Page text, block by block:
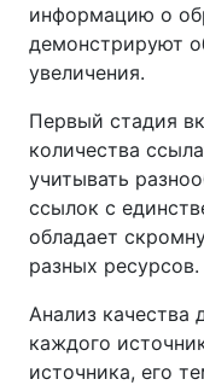
информацию о
демонстрируют
увеличения.
Первый стадия
количества
учитывать
ссылок с
обладает
разных ресурсов.
Анализ качества
каждого
источника, его